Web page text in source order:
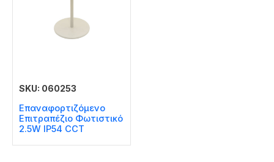
SKU: 060253
Επαναφορτιζόμενο
Επιτραπέζιο Φωτιστικό
2.5W IP54 CCT